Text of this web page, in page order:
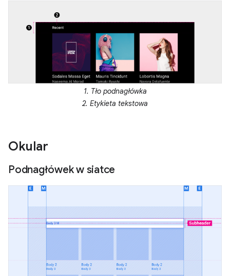
1. Tło podnagłówka
2. Etykieta tekstowa
Okular
Podnagłówek w siatce